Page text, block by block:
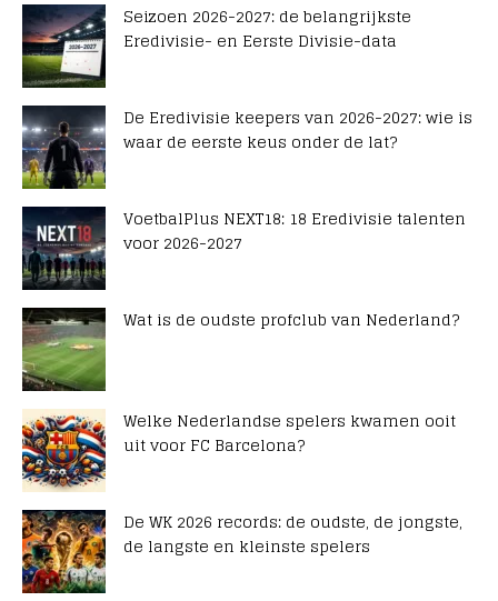
Seizoen 2026-2027: de belangrijkste
Eredivisie- en Eerste Divisie-data
De Eredivisie keepers van 2026-2027: wie is
waar de eerste keus onder de lat?
VoetbalPlus NEXT18: 18 Eredivisie talenten
voor 2026-2027
Wat is de oudste profclub van Nederland?
Welke Nederlandse spelers kwamen ooit
uit voor FC Barcelona?
De WK 2026 records: de oudste, de jongste,
de langste en kleinste spelers